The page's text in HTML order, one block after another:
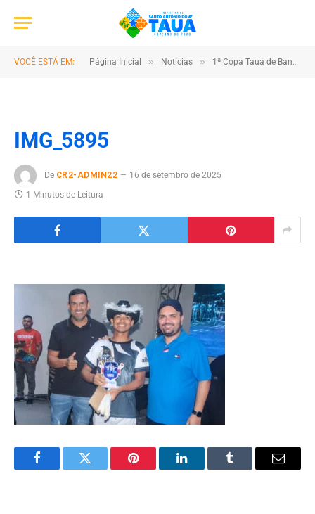
VOCÊ ESTÁ EM: Página Inicial » Notícias » 1ª Copa Tauá de Bandas e Fanfarra reúne talento e cultura no município
IMG_5895
De CR2-ADMIN22
16 de setembro de 2025
1 Minutos de Leitura
FacebookTwitter Pinterest LinkedInTumblr Email